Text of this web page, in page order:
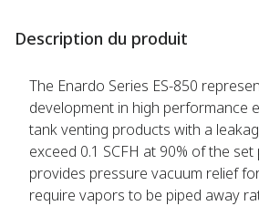
Description du produit
The Enardo Series ES-850
development in high performance
tank venting products with a
exceed 0.1 SCFH at 90% of the set
provides pressure vacuum relief
require vapors to be piped away